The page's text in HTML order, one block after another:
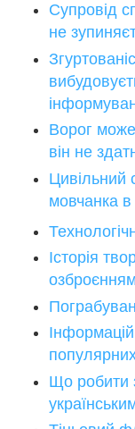
Супровід
не
Ворог
він не
Цивільний
мовчанка
Історія
Що робити